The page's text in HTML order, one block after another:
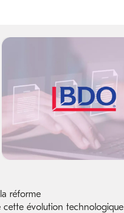
réforme
évolution technologique